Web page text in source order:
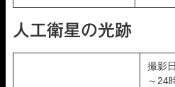
人工衛星の光跡
撮影
～24